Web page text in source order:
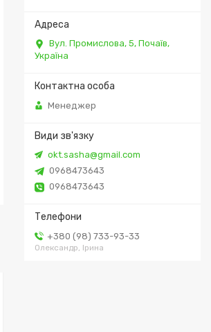
Вул. Промислова, 5, Почаїв,
Україна
Менеджер
okt.sasha@gmail.com
0968473643
0968473643
+380 (98) 733-93-33
Олександр, Ірина